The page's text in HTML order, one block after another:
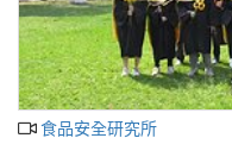
食品安全研究所